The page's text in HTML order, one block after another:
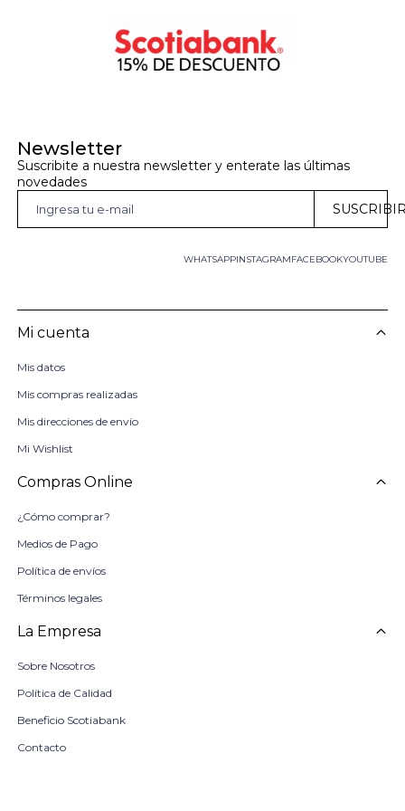
Newsletter
Suscribite a nuestra newsletter y enterate las últimas
novedades
WHATSAPP FACEBOOKYOUTUBE
INSTAGRAM
Mi cuenta
Mis datos
Mis compras realizadas
Mis direcciones de envío
Mi Wishlist
Compras Online
¿Cómo comprar?
Medios de Pago
Política de envíos
Términos legales
La Empresa
Sobre Nosotros
Política de Calidad
Beneficio Scotiabank
Contacto